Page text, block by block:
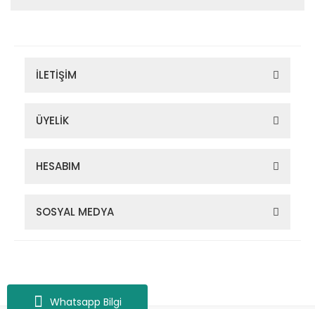
Whatsapp Bilgi
İLETİŞİM
ÜYELİK
HESABIM
SOSYAL MEDYA